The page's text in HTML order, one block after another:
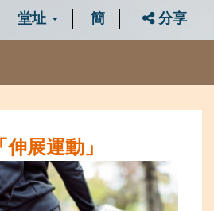
堂址 簡 分享
展運動」